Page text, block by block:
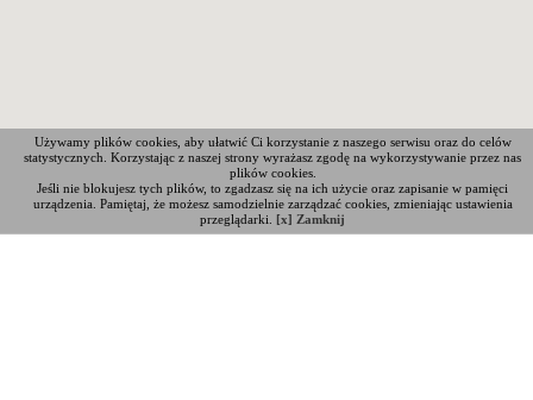
Używamy plików cookies, aby ułatwić Ci korzystanie z naszego serwisu oraz do celów
statystycznych. Korzystając z naszej strony wyrażasz zgodę na wykorzystywanie przez nas
plików cookies.
Jeśli nie blokujesz tych plików, to zgadzasz się na ich użycie oraz zapisanie w pamięci
urządzenia. Pamiętaj, że możesz samodzielnie zarządzać cookies, zmieniając ustawienia
przeglądarki. [x] Zamknij